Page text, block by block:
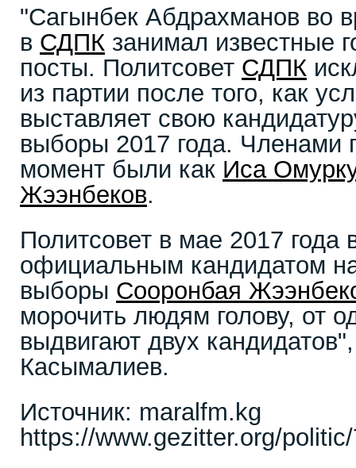
"Сагынбек Абдрахманов во
в СДПК занимал известные
посты. Политсовет СДПК
из партии после того, как
выставляет свою
выборы 2017 года. Членами
момент были как Иса
Жээнбеков.
Политсовет в мае 2017 года
официальным кандидатом
выборы Сооронбая
морочить людям голову, от
выдвигают двух
Касымалиев.
Источник: maralfm.kg
https://www.gezitter.org/